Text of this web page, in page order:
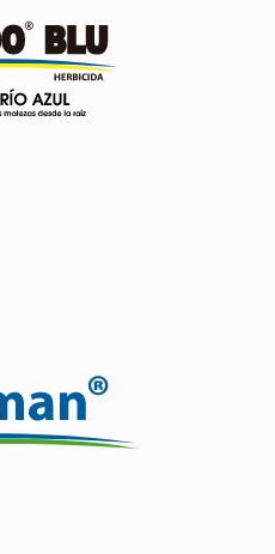
Soluble (SL).
es absorbido por
rápida a toda la
de las malezas.
y preventivo por su
ingredientes activos.